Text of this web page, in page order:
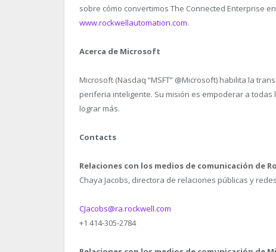
sobre cómo convertimos The Connected Enterprise
www.rockwellautomation.com.
Acerca de Microsoft
Microsoft (Nasdaq “MSFT” @Microsoft) habilita la
periferia inteligente. Su misión es empoderar a
lograr más.
Contacts
Relaciones con los medios de comunicación de
Chaya Jacobs, directora de relaciones públicas y
CJacobs@ra.rockwell.com
+1 414-305-2784